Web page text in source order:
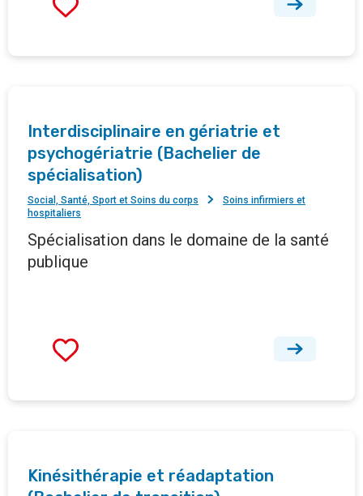
Interdisciplinaire en gériatrie et
psychogériatrie (Bachelier de
spécialisation)
Social, Santé, Sport et Soins du corps
Soins infirmiers et
hospitaliers
Spécialisation dans le domaine de la santé
publique
Kinésithérapie et réadaptation